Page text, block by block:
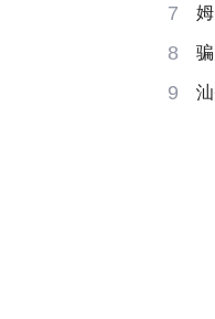
7
8
9